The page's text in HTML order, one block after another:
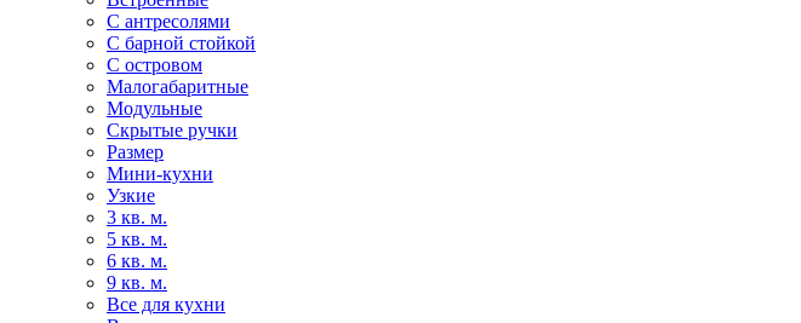
С антресолями
С барной стойкой
С островом
Малогабаритные
Модульные
Скрытые ручки
Размер
Мини-кухни
Узкие
3 кв. м.
5 кв. м.
6 кв. м.
9 кв. м.
Все для кухни